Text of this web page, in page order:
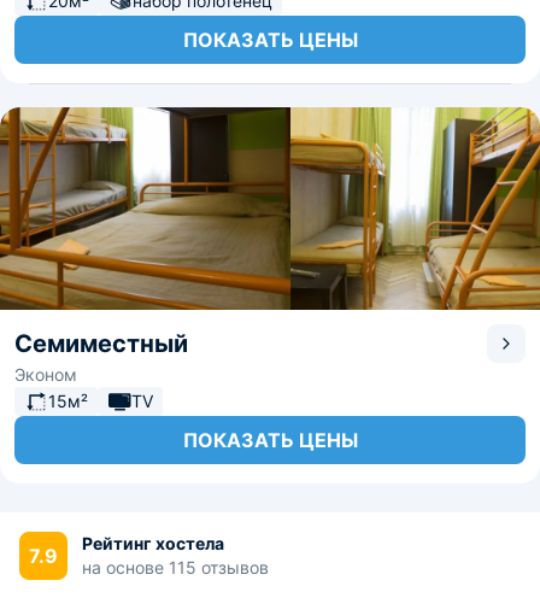
ПОКАЗАТЬ ЦЕНЫ
Семиместный
Эконом
15м²
TV
ПОКАЗАТЬ ЦЕНЫ
7.9
Рейтинг хостела
на основе 115 отзывов